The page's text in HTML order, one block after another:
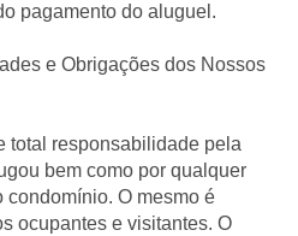
pagamento do aluguel.
e Obrigações dos Nossos
total responsabilidade pela
bem como por qualquer
condomínio. O mesmo é
ocupantes e visitantes. O